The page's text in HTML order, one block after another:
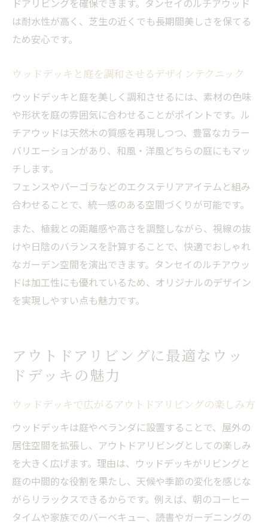
ガーデニングと相性抜群のウッドデッキ活
用アイデア
説
おしゃれガーデンに導くウッドデッキの実
践活用法
ウッドデッキ活用で広がるガーデンライフ
の魅力
ドアリビングを確保できます。タンセイのルチアウッド
は耐水性が高く、芝生の近くでも長期間美しさを保てる
ため安心です。
ウッドデッキと庭を調和させるデザインテクニック
ウッドデッキと庭を美しく調和させるには、素材の色味
や形状を庭の雰囲気に合わせることがポイントです。ル
チアウッドは天然木の質感を再現しつつ、豊富なカラー
バリエーションがあり、和風・洋風どちらの庭にもマッ
チします。
フェンスやパーゴラなどのエクステリアアイテムと組み
合わせることで、統一感のある空間づくりが可能です。
また、植栽との距離感や高さを調整しながら、視線の抜
けや日陰のバランスを計算することで、快適でおしゃれ
なガーデン空間を演出できます。タンセイのルチアウッ
ドは加工性にも優れているため、オリジナルのデザイン
を実現しやすい点も魅力です。
アウトドアリビングに最適なウッ
ドデッキの魅力
ウッドデッキで広がるアウトドアリビングの楽しみ方
ウッドデッキは庭やベランダに設置することで、屋外の
居住空間を拡張し、アウトドアリビングとしての楽しみ
を大きく広げます。理由は、ウッドデッキがリビングと
庭の中間的な役割を果たし、天候や季節の変化を感じな
がらリラックスできるからです。例えば、朝のコーヒー
タイムや家族でのバーベキュー、読書やガーデニングの